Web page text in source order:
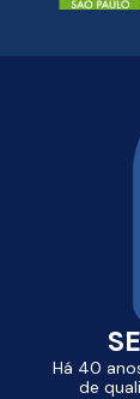
Há 40
de